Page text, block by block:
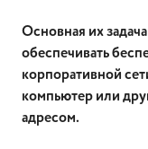
Основная их
обеспечивать
корпоративной
компьютер или
адресом.